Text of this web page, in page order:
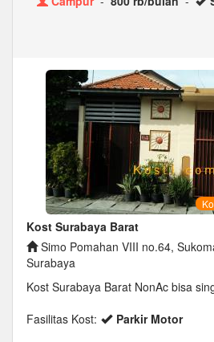
Kost Surabaya Barat
Simo Pomahan VIII no.64,
Surabaya
Kost Surabaya Barat NonAc bisa
Fasilitas Kost:
Parkir Motor